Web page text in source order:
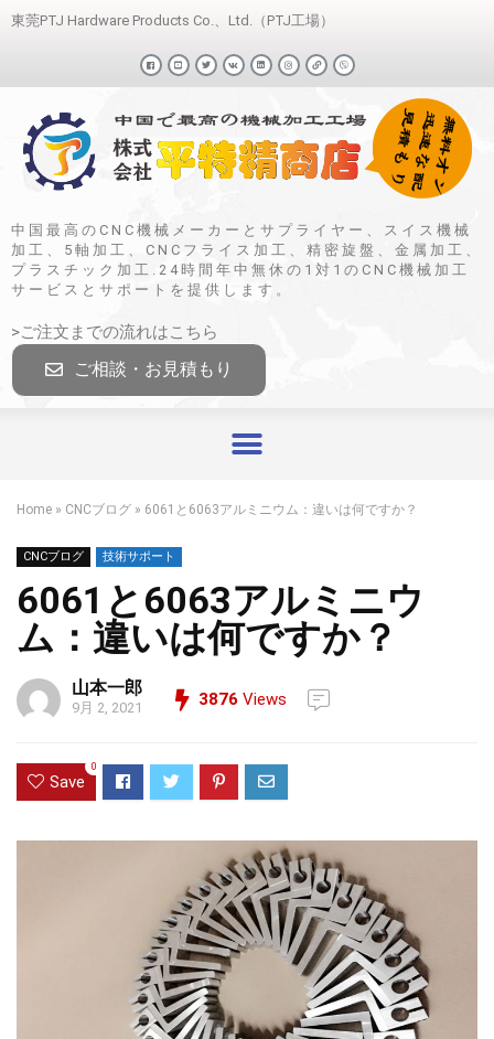
東莞PTJ Hardware Products Co.、Ltd.（PTJ工場）
中国最高のCNC機械メーカーとサプライヤー、スイス機械
加工、5軸加工、CNCフライス加工、精密旋盤、金属加工、
プラスチック加工.24時間年中無休の1対1のCNC機械加工
サービスとサポートを提供します。
>ご注文までの流れはこちら
ご相談・お見積もり
Home » CNCブログ » 6061と6063アルミニウム：違いは何ですか？
CNCブログ 技術サポート
6061と6063アルミニウ
ム：違いは何ですか？
山本一郎
9月 2, 2021 3876 Views
Save
0